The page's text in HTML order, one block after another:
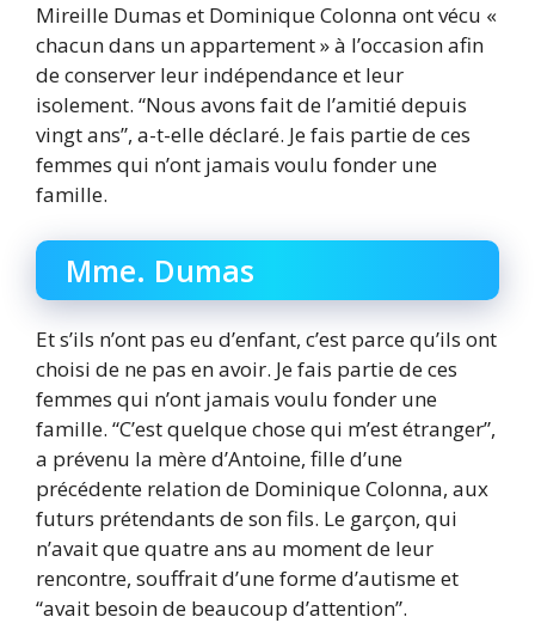
Mireille Dumas et Dominique Colonna ont vécu «
chacun dans un appartement » à l’occasion afin
de conserver leur indépendance et leur
isolement. “Nous avons fait de l’amitié depuis
vingt ans”, a-t-elle déclaré. Je fais partie de ces
femmes qui n’ont jamais voulu fonder une
famille.
Mme. Dumas
Et s’ils n’ont pas eu d’enfant, c’est parce qu’ils ont
choisi de ne pas en avoir. Je fais partie de ces
femmes qui n’ont jamais voulu fonder une
famille. “C’est quelque chose qui m’est étranger”,
a prévenu la mère d’Antoine, fille d’une
précédente relation de Dominique Colonna, aux
futurs prétendants de son fils. Le garçon, qui
n’avait que quatre ans au moment de leur
rencontre, souffrait d’une forme d’autisme et
“avait besoin de beaucoup d’attention”.